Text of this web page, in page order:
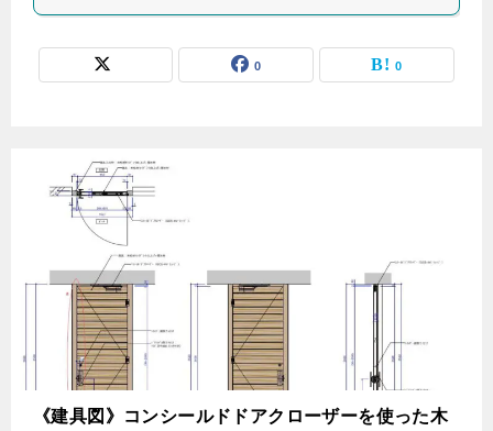
0 0
《建具図》コンシールドドアクローザーを使った木